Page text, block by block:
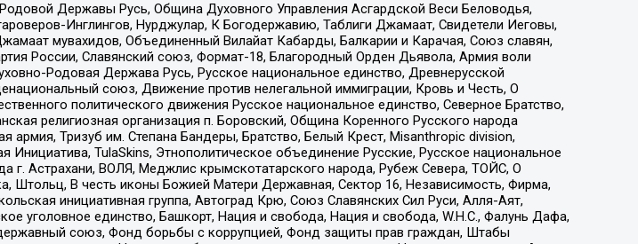
Державы Русь, Община Духовного Управления Асгардской Веси Беловодья,
Инглингов, Нурджулар, К Богодержавию, Таблиги Джамаат, Свидетели Иеговы,
мувахидов, Объединенный Вилайат Кабарды, Балкарии и Карачая, Союз славян,
России, Славянский союз, Формат-18, Благородный Орден Дьявола, Армия воли
Родовая Держава Русь, Русское национальное единство, Древнерусской
союз, Движение против нелегальной иммиграции, Кровь и Честь, О
политического движения Русское национальное единство, Северное Братство,
религиозная организация п. Боровский, Община Коренного Русского народа
Тризуб им. Степана Бандеры, Братство, Белый Крест, Misanthropic division,
TulaSkins, Этнополитическое объединение Русские, Русское национальное
г. Астрахани, ВОЛЯ, Меджлис крымскотатарского народа, Рубеж Севера, ТОЙС, О
Штольц, В честь иконы Божией Матери Державная, Сектор 16, Независимость, Фирма,
инициативная группа, Автоград Крю, Союз Славянских Сил Руси, Алля-Аят,
уголовное единство, Башкорт, Нация и свобода, Нация и свобода, W.H.С., Фалунь Дафа,
союз, Фонд борьбы с коррупцией, Фонд защиты прав граждан, Штабы